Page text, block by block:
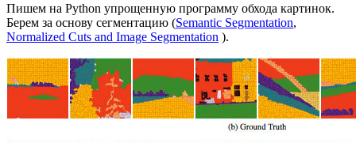
Пишем на Python упрощенную программу обхода картинок.
Берем за основу сегментацию (Semantic Segmentation,
Normalized Cuts and Image Segmentation ).